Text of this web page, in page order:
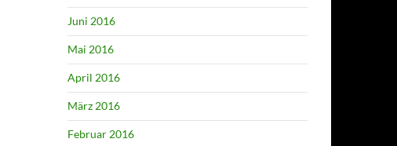
Juni 2016
Mai 2016
April 2016
März 2016
Februar 2016